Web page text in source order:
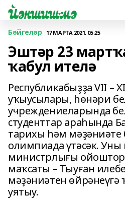
Бәйгеләр 17 МАРТА 2021, 05:25
Эштәр 23
ҡабул ителә
Республикабыҙҙа VII –
уҡыусылары, һөнәри
учреждениеларында
студенттар араһында
тарихы һәм мәҙәниәте
олимпиада үтәсәк.
министрлығы
маҡсаты – Тыуған
мәҙәниәтен
уятыу.